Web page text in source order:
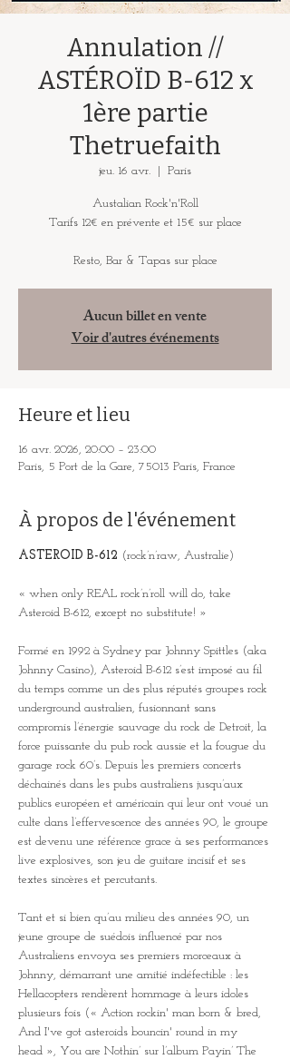
Annulation //
ASTÉROÏD B-612 x
1ère partie
Thetruefaith
jeu. 16 avr. Paris
Austalian Rock'n'Roll
Tarifs 12€ en prévente et 15€ sur place
Resto, Bar & Tapas sur place
Aucun billet en vente
Voir d'autres événements
Heure et lieu
16 avr. 2026, 20:00 – 23:00
Paris, 5 Port de la Gare, 75013 Paris, France
À propos de l'événement
ASTEROID B-612 (rock’n’raw, Australie)
« when only REAL rock’n’roll will do, take
Asteroid B-612, except no substitute! »
Formé en 1992 à Sydney par Johnny Spittles (aka
Johnny Casino), Asteroid B-612 s’est imposé au fil
du temps comme un des plus réputés groupes rock
underground australien, fusionnant sans
compromis l’énergie sauvage du rock de Detroit, la
force puissante du pub rock aussie et la fougue du
garage rock 60’s. Depuis les premiers concerts
déchainés dans les pubs australiens jusqu’aux
publics européen et américain qui leur ont voué un
culte dans l’effervescence des années 90, le groupe
est devenu une référence grace à ses performances
live explosives, son jeu de guitare incisif et ses
textes sincères et percutants.
Tant et si bien qu’au milieu des années 90, un
jeune groupe de suédois influencé par nos
Australiens envoya ses premiers morceaux à
Johnny, démarrant une amitié indéfectible : les
Hellacopters rendèrent hommage à leurs idoles
plusieurs fois (« Action rockin' man born & bred,
And I've got asteroids bouncin' round in my
head », You are Nothin’ sur l’album Payin’ The